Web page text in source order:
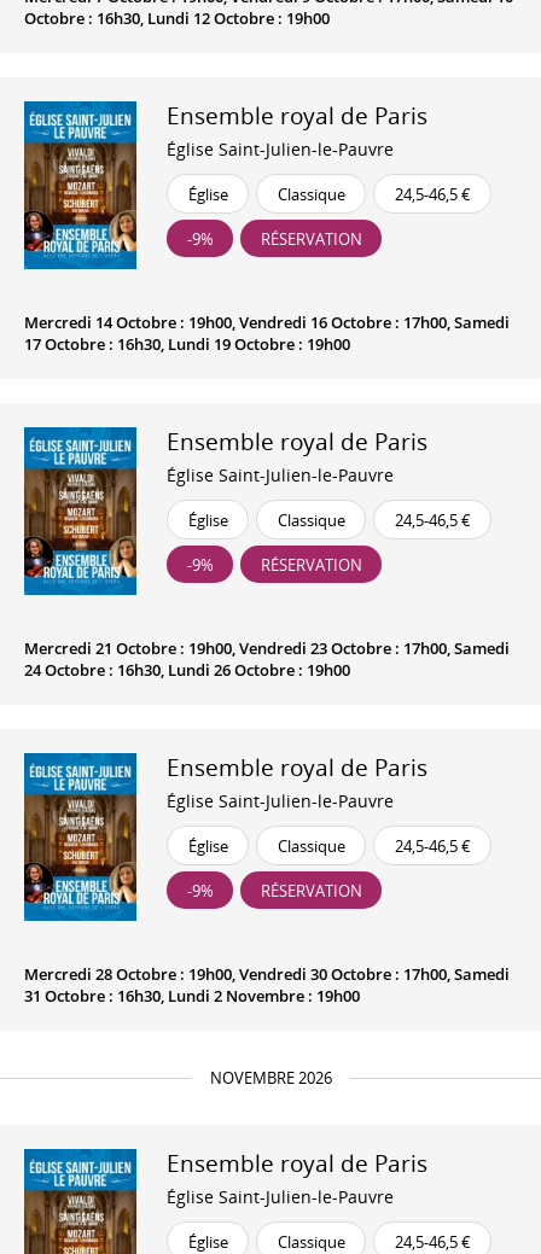
Octobre : 16h30, Lundi 12 Octobre : 19h00
Ensemble royal de Paris
Église Saint-Julien-le-Pauvre
Église Classique 24,5-46,5 €
-9% RÉSERVATION
Mercredi 14 Octobre : 19h00, Vendredi 16 Octobre : 17h00, Samedi
17 Octobre : 16h30, Lundi 19 Octobre : 19h00
Ensemble royal de Paris
Église Saint-Julien-le-Pauvre
Église Classique 24,5-46,5 €
-9% RÉSERVATION
Mercredi 21 Octobre : 19h00, Vendredi 23 Octobre : 17h00, Samedi
24 Octobre : 16h30, Lundi 26 Octobre : 19h00
Ensemble royal de Paris
Église Saint-Julien-le-Pauvre
Église Classique 24,5-46,5 €
-9% RÉSERVATION
Mercredi 28 Octobre : 19h00, Vendredi 30 Octobre : 17h00, Samedi
31 Octobre : 16h30, Lundi 2 Novembre : 19h00
NOVEMBRE 2026
Ensemble royal de Paris
Église Saint-Julien-le-Pauvre
Église Classique 24,5-46,5 €